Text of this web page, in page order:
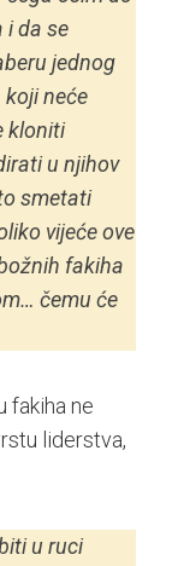
i da se
jednog
neće
kloniti
u njihov
smetati
vijeće ove
fakiha
čemu će
fakiha ne
liderstva,
u ruci